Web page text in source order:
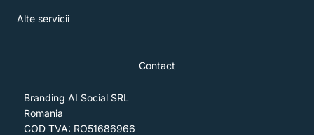
Alte servicii
Contact
Branding AI Social SRL
Romania
COD TVA: RO51686966